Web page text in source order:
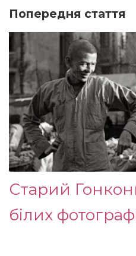
Попередня стаття
Старий
білих